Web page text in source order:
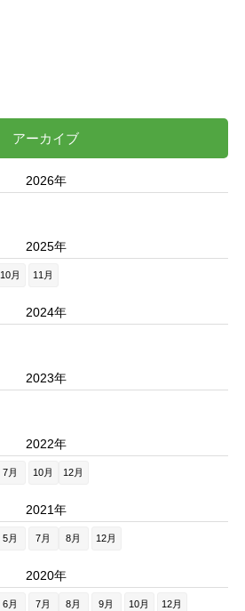
アーカイブ
2026年
2025年
10月 11月
2024年
2023年
2022年
7月 10月 12月
2021年
5月 7月 8月 12月
2020年
6月 7月 8月 9月 10月 12月